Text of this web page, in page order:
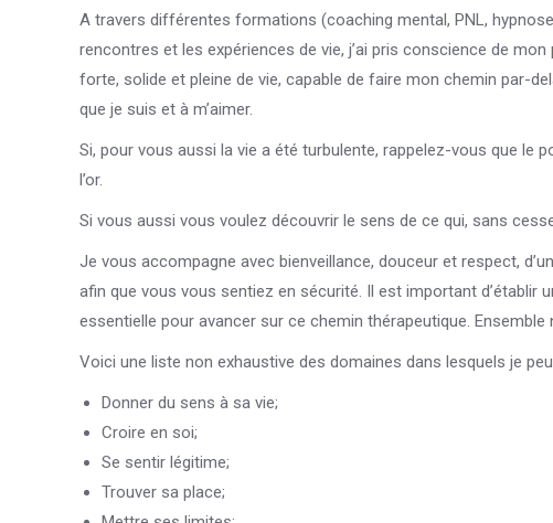
A travers différentes formations (coaching mental, PNL,
rencontres et les expériences de vie, j’ai pris conscience de mon
forte, solide et pleine de vie, capable de faire mon chemin par-
que je suis et à m’aimer.
Si, pour vous aussi la vie a été turbulente, rappelez-vous que le
l’or.
Si vous aussi vous voulez découvrir le sens de ce qui, sans
Je vous accompagne avec bienveillance, douceur et respect,
afin que vous vous sentiez en sécurité. Il est important d’établir
essentielle pour avancer sur ce chemin thérapeutique. Ensemble
Voici une liste non exhaustive des domaines dans lesquels je
Donner du sens à sa vie;
Croire en soi;
Se sentir légitime;
Trouver sa place;